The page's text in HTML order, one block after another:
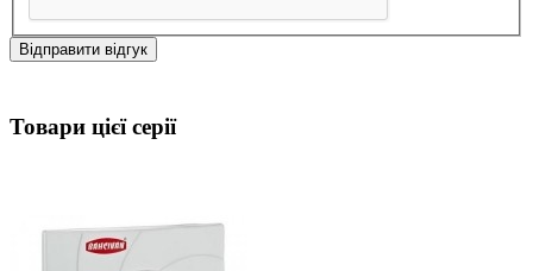
Відправити відгук
Товари цієї серії